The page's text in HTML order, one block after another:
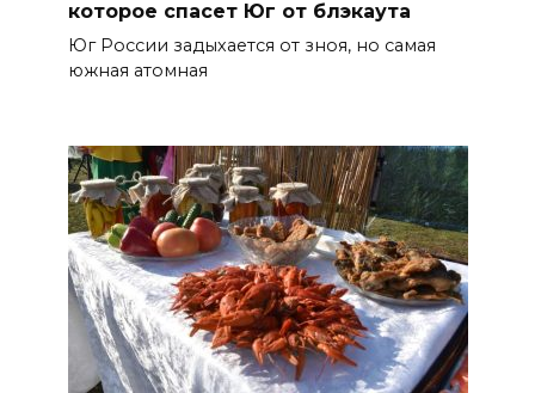
которое спасет Юг от блэкаута
Юг России задыхается от зноя, но самая
южная атомная